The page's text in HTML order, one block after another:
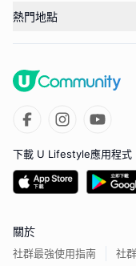
熱門地點
下載 U Lifestyle應用程式
關於
社群最強使用指南 社